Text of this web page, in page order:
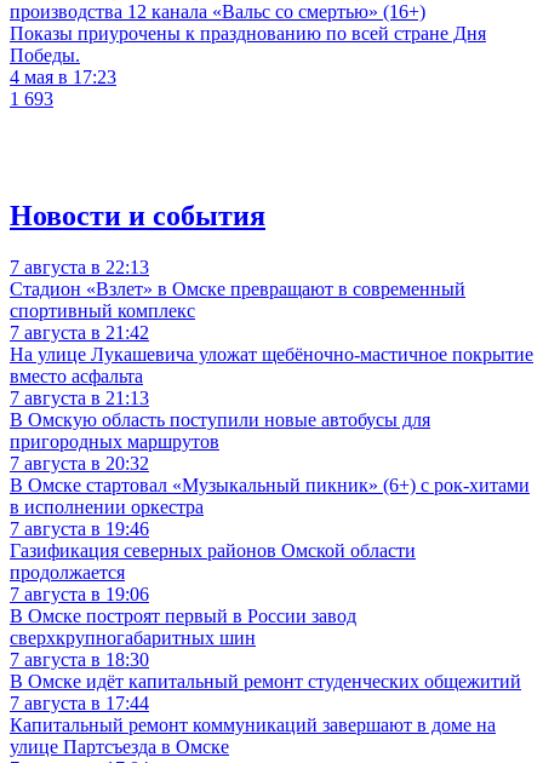
производства 12 канала «Вальс со смертью» (16+)
Показы приурочены к празднованию по всей стране Дня
Победы.
4 мая в 17:23
1 693
Новости и события
7 августа в 22:13
Стадион «Взлет» в Омске превращают в современный
спортивный комплекс
7 августа в 21:42
На улице Лукашевича уложат щебёночно-мастичное покрытие
вместо асфальта
7 августа в 21:13
В Омскую область поступили новые автобусы для
пригородных маршрутов
7 августа в 20:32
В Омске стартовал «Музыкальный пикник» (6+) с рок-хитами
в исполнении оркестра
7 августа в 19:46
Газификация северных районов Омской области
продолжается
7 августа в 19:06
В Омске построят первый в России завод
сверхкрупногабаритных шин
7 августа в 18:30
В Омске идёт капитальный ремонт студенческих общежитий
7 августа в 17:44
Капитальный ремонт коммуникаций завершают в доме на
улице Партсъезда в Омске